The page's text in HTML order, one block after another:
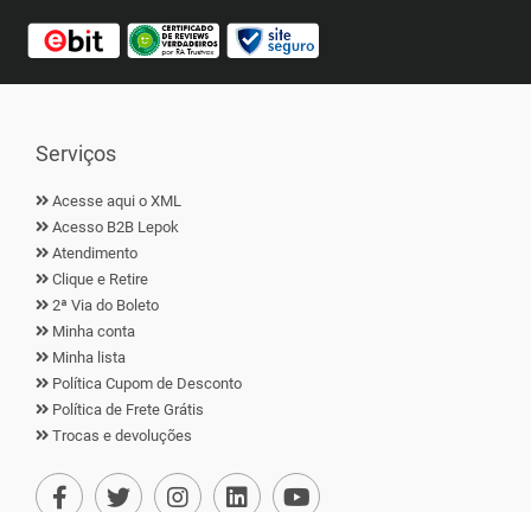
Serviços
Acesse aqui o XML
Acesso B2B Lepok
Atendimento
Clique e Retire
2ª Via do Boleto
Minha conta
Minha lista
Política Cupom de Desconto
Política de Frete Grátis
Trocas e devoluções